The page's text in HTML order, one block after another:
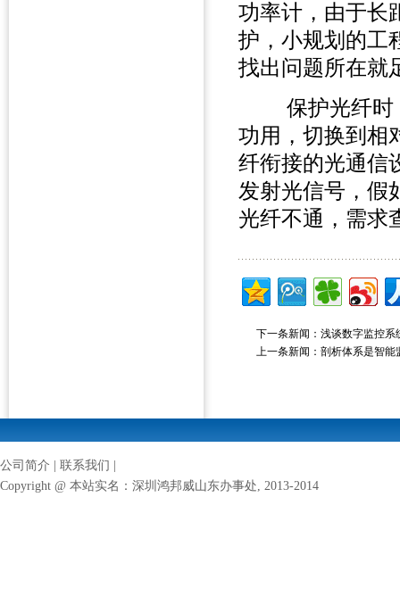
功率计，由于长
护，小规划的工
找出问题所在就
保护光纤时，
功用，切换到相
纤衔接的光通信
发射光信号，假
光纤不通，需求
下一条新闻： 浅谈数字监控系
上一条新闻： 剖析体系是智能
公司简介 联系我们
Copyright @ 本站实名： 深圳鸿邦威山东办事处, 2013-2014